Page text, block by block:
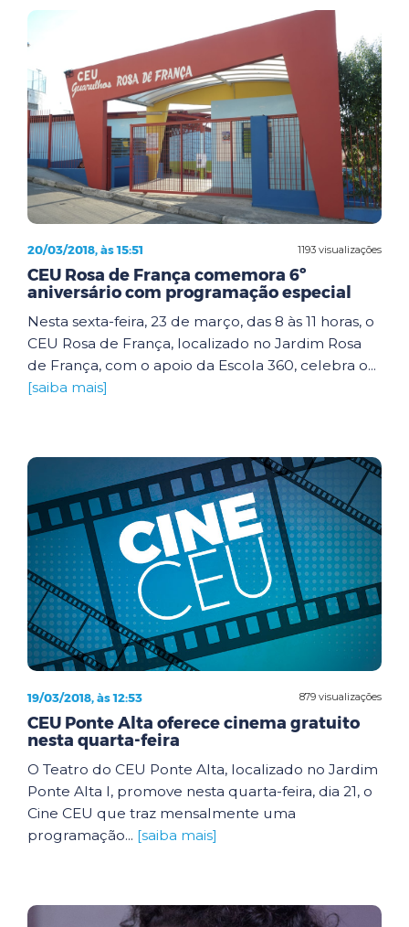
1193 visualizações
20/03/2018, às 15:51
CEU Rosa de França comemora 6º
aniversário com programação especial
Nesta sexta-feira, 23 de março, das 8 às 11 horas, o
CEU Rosa de França, localizado no Jardim Rosa
de França, com o apoio da Escola 360, celebra o...
[saiba mais]
879 visualizações
19/03/2018, às 12:53
CEU Ponte Alta oferece cinema gratuito
nesta quarta-feira
O Teatro do CEU Ponte Alta, localizado no Jardim
Ponte Alta I, promove nesta quarta-feira, dia 21, o
Cine CEU que traz mensalmente uma
programação... [saiba mais]